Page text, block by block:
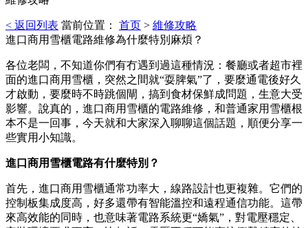
< 返回列表 當前位置： 首页 > 維修攻略
進口商用雪櫃電路維修為什麼特別麻煩？
各位老闆，不知道你們有冇遇到過這種情況：餐廳或者超市裡
面的進口商用雪櫃，突然之間就“耍脾氣”了，要麼通電後好久
才啟動，要麼時不時跳個閘，搞到食材保鮮成問題，生意大受
影響。說真的，進口商用雪櫃的電路維修，和普通家用雪櫃根
本不是一回事，今天就和大家深入聊聊這個話題，順便分享一
些實用小知識。
進口商用雪櫃電路有什麼特別？
首先，進口商用雪櫃通常功率大，線路設計也更複雜。它們的
控制板集成度高，好多還帶有智能溫控和遠程通信功能。這帶
來高效能的同時，也意味著電路系統更“嬌氣”，對電壓穩定、